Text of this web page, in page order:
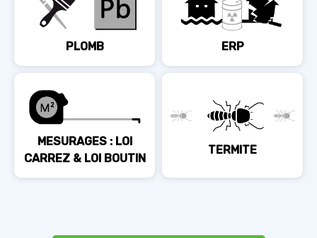
PLOMB ERP
MESURAGES : LOI
CARREZ & LOI BOUTIN
TERMITE